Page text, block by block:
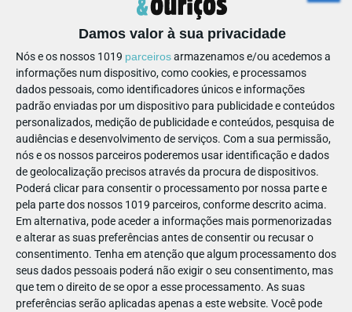
Damos valor à sua privacidade
Nós e os nossos 1019 parceirosarmazenamos e/ou acedemos a
informações num dispositivo, como cookies, e processamos
dados pessoais, como identificadores únicos e informações
padrão enviadas por um dispositivo para publicidade e conteúdos
personalizados, medição de publicidade e conteúdos, pesquisa de
audiências e desenvolvimento de serviços. Com a sua permissão,
nós e os nossos parceiros poderemos usar identificação e dados
de geolocalização precisos através da procura de dispositivos.
Poderá clicar para consentir o processamento por nossa parte e
pela parte dos nossos 1019 parceiros, conforme descrito acima.
Em alternativa, pode aceder a informações mais pormenorizadas
e alterar as suas preferências antes de consentir ou recusar o
consentimento. Tenha em atenção que algum processamento dos
seus dados pessoais poderá não exigir o seu consentimento, mas
que tem o direito de se opor a esse processamento. As suas
preferências serão aplicadas apenas a este website. Você pode
17
48684758339927